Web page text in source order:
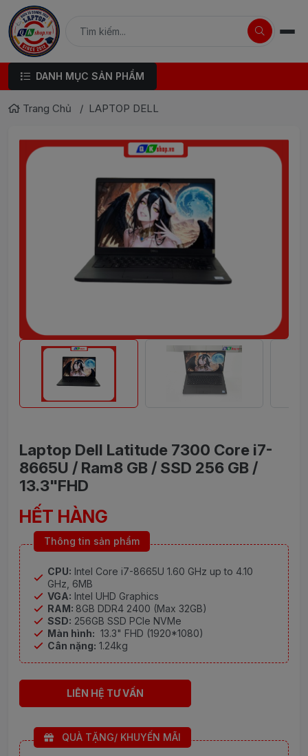
DANH MỤC SẢN PHẨM
Trang Chủ LAPTOP DELL
Laptop Dell Latitude 7300 Core i7-
8665U / Ram8 GB / SSD 256 GB /
13.3"FHD
HẾT HÀNG
Thông tin sản phẩm
CPU: Intel Core i7-8665U 1.60 GHz up to 4.10
GHz, 6MB
VGA: Intel UHD Graphics
RAM: 8GB DDR4 2400 (Max 32GB)
SSD: 256GB SSD PCIe NVMe
Màn hình: 13.3" FHD (1920*1080)
Cân nặng: 1.24kg
LIÊN HỆ TƯ VẤN
QUÀ TẶNG/ KHUYẾN MÃI